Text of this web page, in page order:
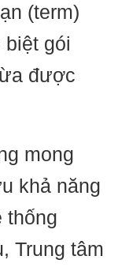
(term)
gói
được
mong
khả năng
thống
Trung tâm